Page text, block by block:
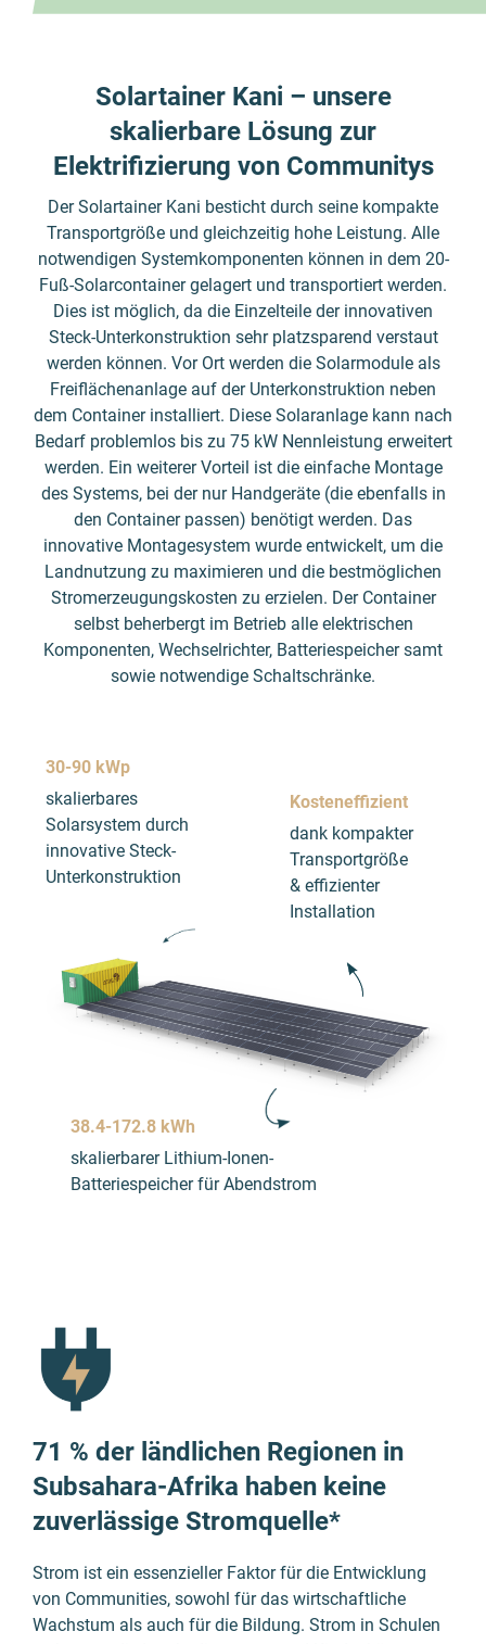
Solartainer Kani – unsere
skalierbare Lösung zur
Elektrifizierung von Communitys
Der Solartainer Kani besticht durch seine kompakte
Transportgröße und gleichzeitig hohe Leistung. Alle
notwendigen Systemkomponenten können in dem 20-
Fuß-Solarcontainer gelagert und transportiert werden.
Dies ist möglich, da die Einzelteile der innovativen
Steck-Unterkonstruktion sehr platzsparend verstaut
werden können. Vor Ort werden die Solarmodule als
Freiflächenanlage auf der Unterkonstruktion neben
dem Container installiert. Diese Solaranlage kann nach
Bedarf problemlos bis zu 75 kW Nennleistung erweitert
werden. Ein weiterer Vorteil ist die einfache Montage
des Systems, bei der nur Handgeräte (die ebenfalls in
den Container passen) benötigt werden. Das
innovative Montagesystem wurde entwickelt, um die
Landnutzung zu maximieren und die bestmöglichen
Stromerzeugungskosten zu erzielen. Der Container
selbst beherbergt im Betrieb alle elektrischen
Komponenten, Wechselrichter, Batteriespeicher samt
sowie notwendige Schaltschränke.
38.4-172.8 kWh
skalierbarer Lithium-Ionen-
Batteriespeicher für Abendstrom
30-90 kWp
skalierbares
Solarsystem durch
innovative Steck-
Unterkonstruktion
Kosteneffizient
dank kompakter
Transportgröße
& effizienter
Installation
71 % der ländlichen Regionen in
Subsahara-Afrika haben keine
zuverlässige Stromquelle*
Strom ist ein essenzieller Faktor für die Entwick­lung
von Communities, sowohl für das wirt­schaft­liche
Wachs­tum als auch für die Bildung. Strom in Schulen